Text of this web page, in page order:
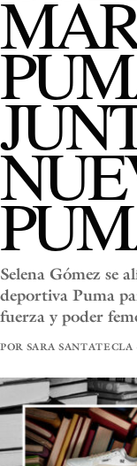
Selena Gómez se
deportiva Puma
fuerza y poder
POR SARA